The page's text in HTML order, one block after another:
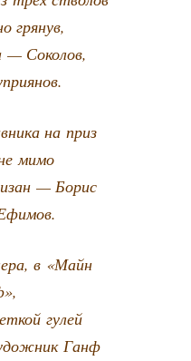
грянув,
— Соколов,
на приз
мимо
— Борис
в «Майн
гулей
Ганф